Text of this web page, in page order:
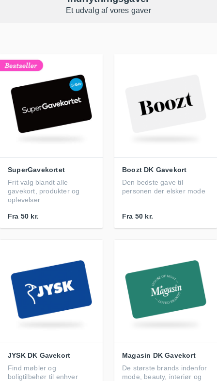
Et udvalg af vores gaver
SuperGavekortet
Frit valg blandt alle
gavekort, produkter og
oplevelser
Fra 50 kr.
Boozt DK Gavekort
Den bedste gave til
personen der elsker mode
Fra 50 kr.
JYSK DK Gavekort
Find møbler og
boligtilbehør til enhver
Magasin DK Gavekort
De største brands indenfor
mode, beauty, interiør og